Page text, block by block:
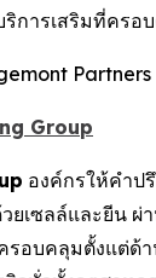
การเสริมที่คร
Group
องค์กรให้คำป
เซลล์และยีน ผ่
อบคลุมตั้งแต่ด้